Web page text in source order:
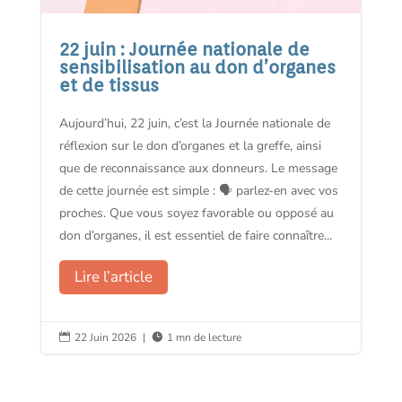
22 juin : Journée nationale de
sensibilisation au don d’organes
et de tissus
Aujourd’hui, 22 juin, c’est la Journée nationale de
réflexion sur le don d’organes et la greffe, ainsi
que de reconnaissance aux donneurs. Le message
de cette journée est simple : 🗣️ parlez-en avec vos
proches. Que vous soyez favorable ou opposé au
don d’organes, il est essentiel de faire connaître...
Lire l’article
 22 Juin 2026 |  1 mn de lecture